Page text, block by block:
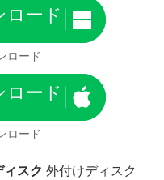
ード
ロード
ード
ロード
ィスク 外付けディスク